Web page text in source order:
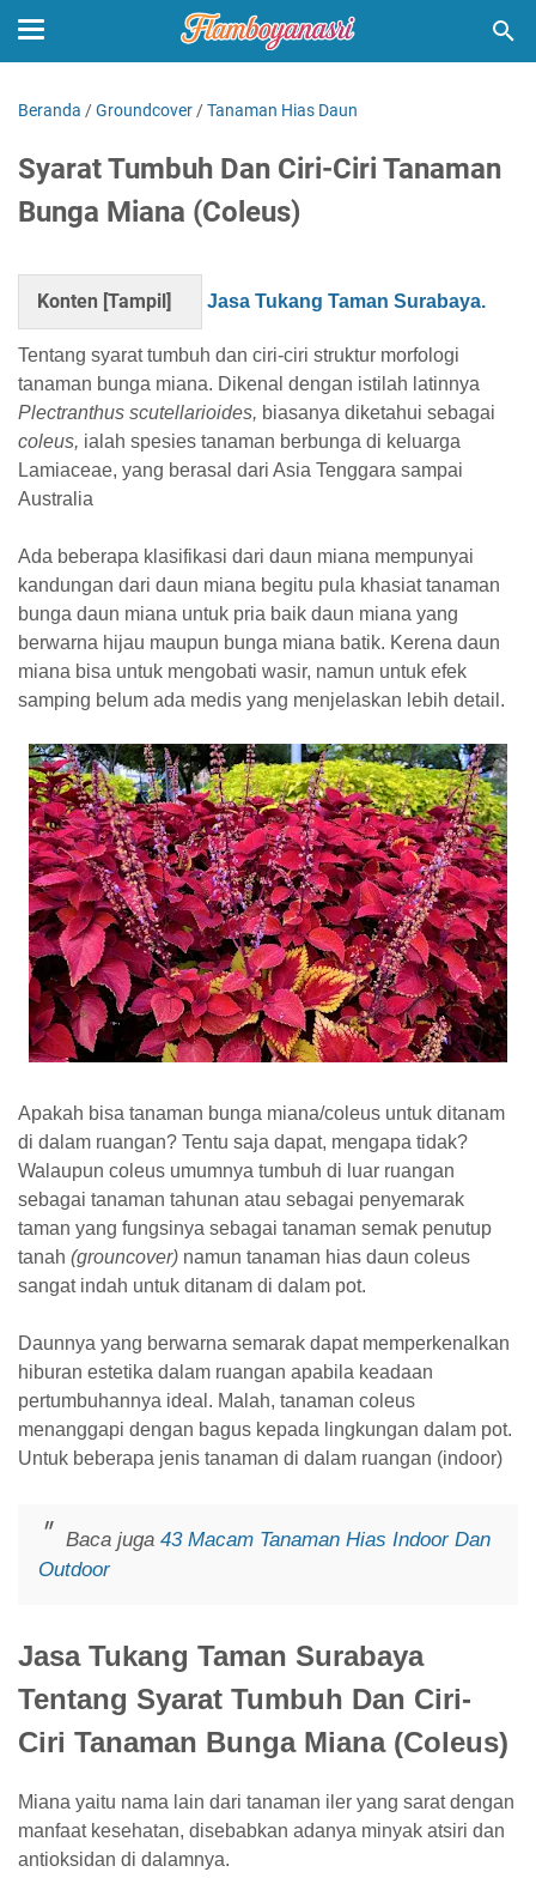
Beranda /Groundcover /Tanaman Hias Daun
Syarat Tumbuh Dan Ciri-Ciri Tanaman
Bunga Miana (Coleus)
Konten [Tampil] Jasa Tukang Taman Surabaya.
Tentang syarat tumbuh dan ciri-ciri struktur morfologi
tanaman bunga miana. Dikenal dengan istilah latinnya
Plectranthus scutellarioides, biasanya diketahui sebagai
coleus, ialah spesies tanaman berbunga di keluarga
Lamiaceae, yang berasal dari Asia Tenggara sampai
Australia
Ada beberapa klasifikasi dari daun miana mempunyai
kandungan dari daun miana begitu pula khasiat tanaman
bunga daun miana untuk pria baik daun miana yang
berwarna hijau maupun bunga miana batik. Kerena daun
miana bisa untuk mengobati wasir, namun untuk efek
samping belum ada medis yang menjelaskan lebih detail.
Apakah bisa tanaman bunga miana/coleus untuk ditanam
di dalam ruangan? Tentu saja dapat, mengapa tidak?
Walaupun coleus umumnya tumbuh di luar ruangan
sebagai tanaman tahunan atau sebagai penyemarak
taman yang fungsinya sebagai tanaman semak penutup
tanah (grouncover) namun tanaman hias daun coleus
sangat indah untuk ditanam di dalam pot.
Daunnya yang berwarna semarak dapat memperkenalkan
hiburan estetika dalam ruangan apabila keadaan
pertumbuhannya ideal. Malah, tanaman coleus
menanggapi dengan bagus kepada lingkungan dalam pot.
Untuk beberapa jenis tanaman di dalam ruangan (indoor)
Baca juga 43 Macam Tanaman Hias Indoor Dan
Outdoor
Jasa Tukang Taman Surabaya
Tentang Syarat Tumbuh Dan Ciri-
Ciri Tanaman Bunga Miana (Coleus)
Miana yaitu nama lain dari tanaman iler yang sarat dengan
manfaat kesehatan, disebabkan adanya minyak atsiri dan
antioksidan di dalamnya.